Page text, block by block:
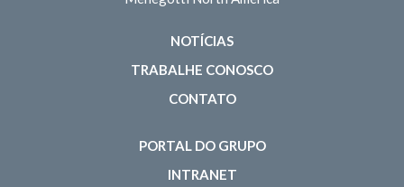
NOTÍCIAS
TRABALHE CONOSCO
CONTATO
PORTAL DO GRUPO
INTRANET